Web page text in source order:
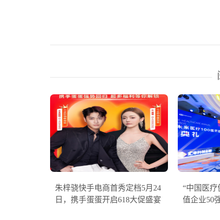
朱梓骁快手电商首秀定档5月24
日，携手蛋蛋开启618大促盛宴
“中国医
值企业50